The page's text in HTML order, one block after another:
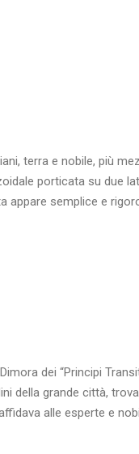
terra e nobile, più
porticata su due
semplice e
dei “Principi
della grande città,
alle esperte e